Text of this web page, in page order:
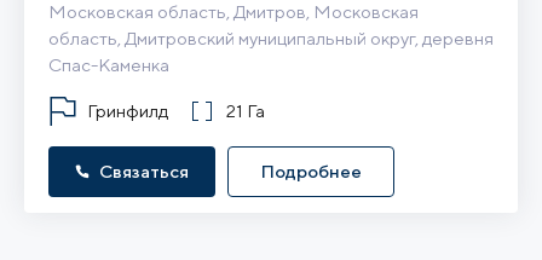
Московская область, Дмитров, Московская
область, Дмитровский муниципальный округ, деревня
Спас-Каменка
Гринфилд 21 Га
Связаться Подробнее